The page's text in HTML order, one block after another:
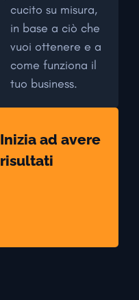
cucito su misura,
in base a ciò che
vuoi ottenere e a
come funziona il
tuo business.
Inizia ad avere
risultati